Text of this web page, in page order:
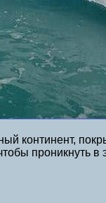
континент,
проникнуть